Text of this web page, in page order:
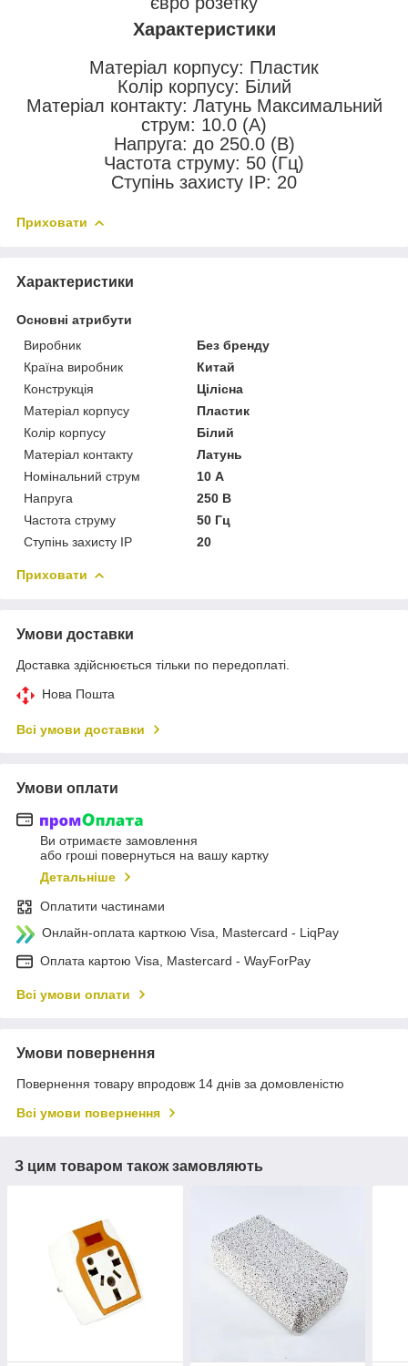
Характеристики
Матеріал корпусу: Пластик
Колір корпусу: Білий
Матеріал контакту: Латунь Максимальний
струм: 10.0 (А)
Напруга: до 250.0 (В)
Частота струму: 50 (Гц)
Ступінь захисту IP: 20
Приховати
Характеристики
Основні атрибути
Виробник
Без бренду
Країна виробник
Китай
Конструкція
Цілісна
Матеріал корпусу
Пластик
Колір корпусу
Білий
Матеріал контакту
Латунь
Номінальний струм
10 А
Напруга
250 В
Частота струму
50 Гц
Ступінь захисту IP
20
Приховати
Умови доставки
Доставка здійснюється тільки по передоплаті.
Нова Пошта
Всі умови доставки
Умови оплати
Ви отримаєте замовлення
або гроші повернуться на вашу картку
Детальніше
Оплатити частинами
Онлайн-оплата карткою Visa, Mastercard - LiqPay
Оплата картою Visa, Mastercard - WayForPay
Всі умови оплати
Умови повернення
Повернення товару впродовж 14 днів за домовленістю
Всі умови повернення
З цим товаром також замовляють